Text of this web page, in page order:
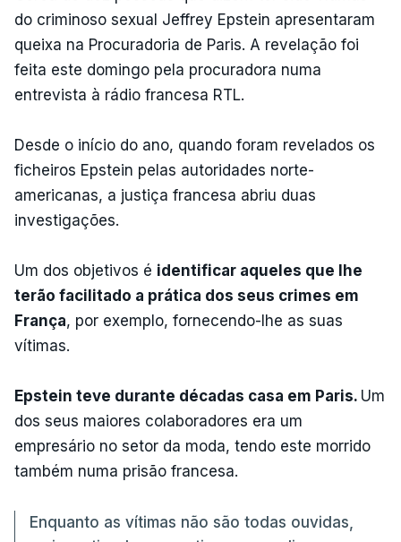
do criminoso sexual Jeffrey Epstein apresentaram
queixa na Procuradoria de Paris. A revelação foi
feita este domingo pela procuradora numa
entrevista à rádio francesa RTL.
Desde o início do ano, quando foram revelados os
ficheiros Epstein pelas autoridades norte-
americanas, a justiça francesa abriu duas
investigações.
Um dos objetivos é identificar aqueles que lhe
terão facilitado a prática dos seus crimes em
França, por exemplo, fornecendo-lhe as suas
vítimas.
Epstein teve durante décadas casa em Paris. Um
dos seus maiores colaboradores era um
empresário no setor da moda, tendo este morrido
também numa prisão francesa.
Enquanto as vítimas não são todas ouvidas,